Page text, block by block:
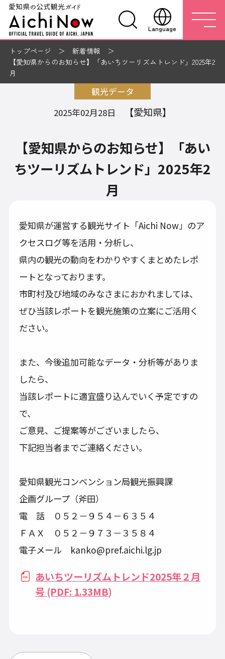
Language
トップページ
新着情報
【愛知県からのお知らせ】「あいちツーリズムトレンド」2025年2
月
観光データ
2025年02月28日
【愛知県】
【愛知県からのお知らせ】「あい
ちツーリズムトレンド」2025年2
月
愛知県が運営する観光サイト「Aichi Now」のア
クセスログ等を活用・分析し、
県内の観光の動向をわかりやすくまとめたレポ
ートとなっております。
市町村及び地域のみなさまにおかれましては、
ぜひ当該レポートを観光施策の立案にご活用く
ださい。
また、今後追加可能なデータ・分析等がありま
したら、
当該レポートに適宜盛り込んでいく予定ですの
で、
ご意見、ご提案等がございましたら、
下記担当者までご連絡ください。
愛知県観光コンベンション局観光振興課
企画グループ（斧田）
電 話 ０５２－９５４－６３５４
ＦＡＸ ０５２－９７３－３５８４
電子メール kanko@pref.aichi.lg.jp
あいちツーリズムトレンド2025年２月
号 (PDF: 1.33MB)